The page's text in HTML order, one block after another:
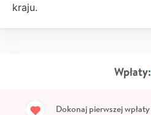
kraju.
Wpłaty:
Dokonaj pierwszej wpłaty